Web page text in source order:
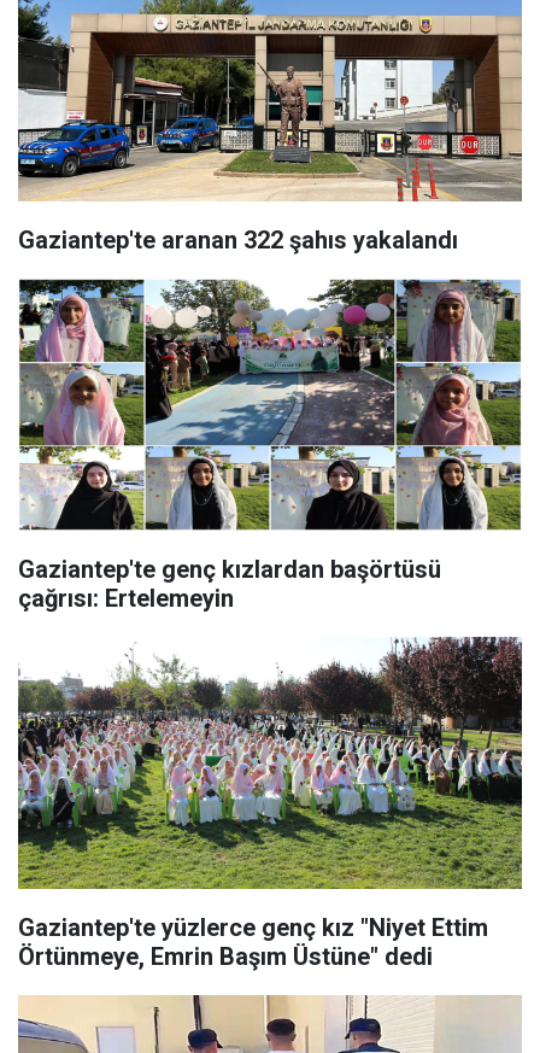
Gaziantep'te aranan 322 şahıs yakalandı
Gaziantep'te genç kızlardan başörtüsü
çağrısı: Ertelemeyin
Gaziantep'te yüzlerce genç kız "Niyet Ettim
Örtünmeye, Emrin Başım Üstüne" dedi